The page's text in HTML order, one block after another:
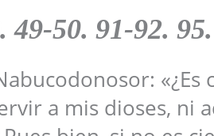
50. 91-92. 95.
«¿Es
a mis dioses, ni